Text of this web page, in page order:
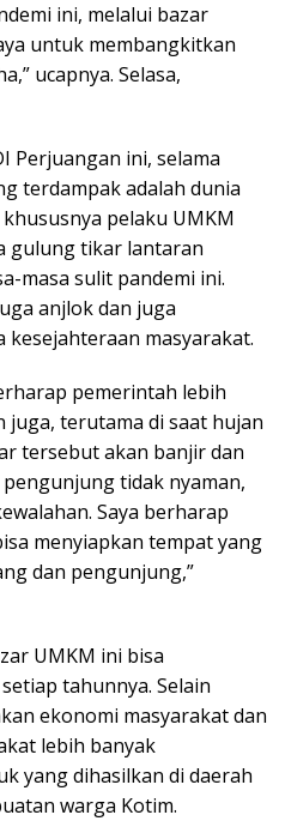
ini, melalui bazar
untuk membangkitkan
ucapnya. Selasa,
Perjuangan ini, selama
terdampak adalah dunia
pelaku UMKM
gulung tikar lantaran
masa sulit pandemi ini.
anjlok dan juga
kesejahteraan masyarakat.
pemerintah lebih
juga, terutama di saat hujan
tersebut akan banjir dan
tidak nyaman,
Saya berharap
menyiapkan tempat yang
dan pengunjung,”
UMKM ini bisa
tahunnya. Selain
ekonomi masyarakat dan
lebih banyak
yang dihasilkan di daerah
warga Kotim.